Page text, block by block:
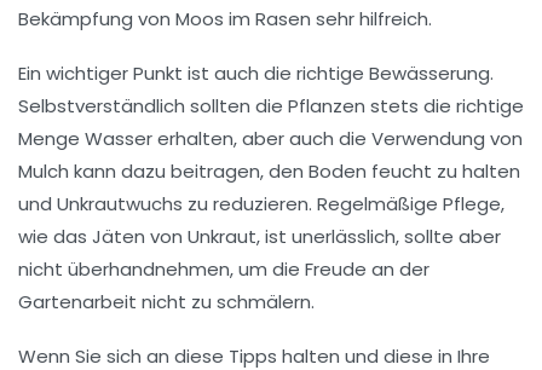
Bekämpfung von Moos im Rasen sehr hilfreich.
Ein wichtiger Punkt ist auch die richtige Bewässerung.
Selbstverständlich sollten die Pflanzen stets die richtige
Menge Wasser erhalten, aber auch die Verwendung von
Mulch kann dazu beitragen, den Boden feucht zu halten
und Unkrautwuchs zu reduzieren. Regelmäßige Pflege,
wie das Jäten von Unkraut, ist unerlässlich, sollte aber
nicht überhandnehmen, um die Freude an der
Gartenarbeit nicht zu schmälern.
Wenn Sie sich an diese Tipps halten und diese in Ihre